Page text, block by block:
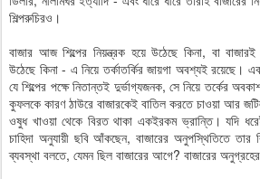
শিল্পরুচিরও।
বাজার আজ শিল্পের নিয়ন্ত্রক হয়ে উঠেছে কিনা, বা
উঠেছে কিনা - এ নিয়ে তর্কাতর্কির জায়গা অবশ্যই রয়েছে।
যে শিল্পের পক্ষে নিতান্তই দুর্ভাগ্যজনক, সে নিয়ে তর্কের
কুফলকে কারণ ঠাউরে বাজারকেই বাতিল করতে চাওয়া আর
ওষুধ খাওয়া থেকে বিরত থাকা একইরকম ভ্রান্তি। যদি ধরেই
চাহিদা অনুযায়ী ছবি আঁকছেন, বাজারের অনুপস্থিতিতে তার
ব্যবস্থা বলতে, যেমন ছিল বাজারের আগে? বাজারের